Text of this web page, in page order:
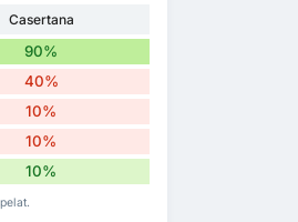
Casertana
90%
40%
10%
10%
10%